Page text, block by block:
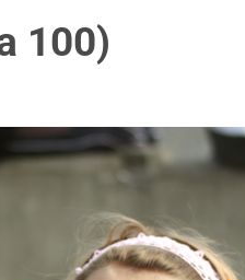
100)